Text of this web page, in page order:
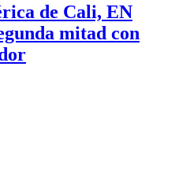
de Cali, EN
mitad con